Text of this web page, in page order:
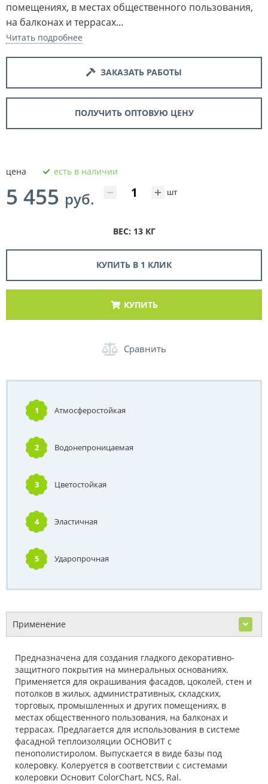
помещениях, в местах общественного пользования,
на балконах и террасах...
Читать подробнее
ЗАКАЗАТЬ РАБОТЫ
ПОЛУЧИТЬ ОПТОВУЮ ЦЕНУ
цена есть в наличии
5 455 руб. шт
ВЕС: 13 КГ
КУПИТЬ В 1 КЛИК
КУПИТЬ
Сравнить
1 Атмосферостойкая
2 Водонепроницаемая
3 Цветостойкая
4 Эластичная
5 Ударопрочная
Применение
Предназначена для создания гладкого декоративно-
защитного покрытия на минеральных основаниях.
Применяется для окрашивания фасадов, цоколей, стен и
потолков в жилых, административных, складских,
торговых, промышленных и других помещениях, в
местах общественного пользования, на балконах и
террасах. Предлагается для использования в системе
фасадной теплоизоляции ОСНОВИТ с
пенополистиролом. Выпускается в виде базы под
колеровку. Колеруется в соответствии с системами
колеровки Основит ColorChart, NCS, Ral.